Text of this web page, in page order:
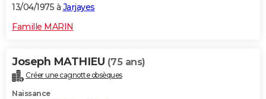
13/04/1975 à Jarjayes
Famille MARIN
Joseph MATHIEU (75 ans)
Créer une cagnotte obsèques
Naissance